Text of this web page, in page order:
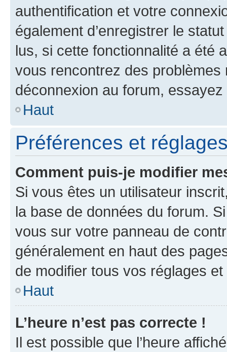
authentification et votre
également d’enregistrer le
lus, si cette fonctionnalité a été
vous rencontrez des
déconnexion au forum,
Haut
Préférences et
Comment puis-je modifier
Si vous êtes un utilisateur
la base de données du forum.
vous sur votre panneau de
généralement en haut des
de modifier tous vos réglages
Haut
L’heure n’est pas correcte !
Il est possible que l’heure